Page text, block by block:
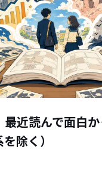
最近読んで面白
除く）